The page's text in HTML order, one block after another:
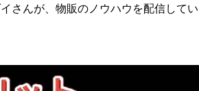
さんが、物販のノウハウを配信して